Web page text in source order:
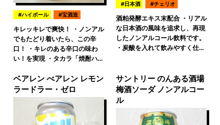
ハイボール 宝酒造
キレッキレで爽快！ ・ノンアル
でもたどり着いたら、この辛
口！ ・キレのある辛口の味わ
い！を実現 ・タカラ「焼酎ハ…
日本酒 チェリオ
酒粕発酵エキス末配合 ・リアル
な日本酒の風味を追求し、再現
したノンアルコール飲料です。
・炭酸を入れて飲みやすく仕…
ベアレン べアレン レモン
ラードラー・ゼロ
サントリー のんある酒場
梅酒ソーダ ノンアルコー
ル